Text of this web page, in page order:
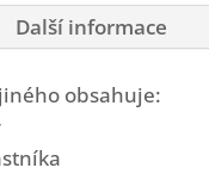
Další informace
obsahuje: